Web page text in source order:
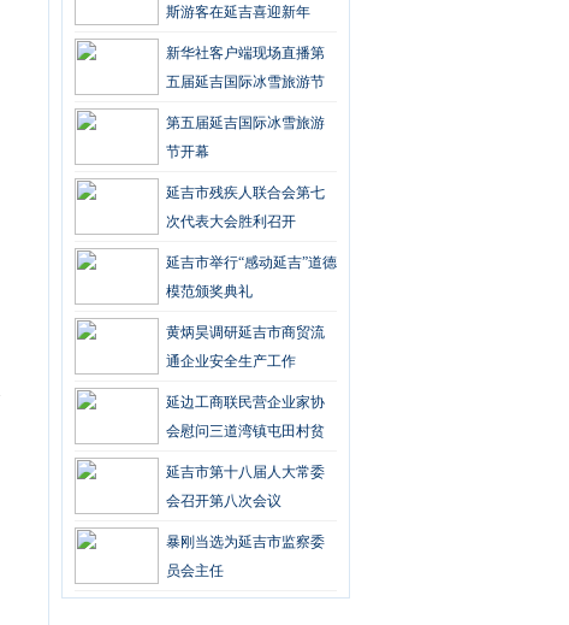
斯游客在延吉喜迎新年
新华社客户端现场直播第
五届延吉国际冰雪旅游节
盛况
第五届延吉国际冰雪旅游
节开幕
延吉市残疾人联合会第七
次代表大会胜利召开
延吉市举行“感动延吉”道德
模范颁奖典礼
黄炳昊调研延吉市商贸流
通企业安全生产工作
延边工商联民营企业家协
会慰问三道湾镇屯田村贫
困户
延吉市第十八届人大常委
会召开第八次会议
暴刚当选为延吉市监察委
员会主任